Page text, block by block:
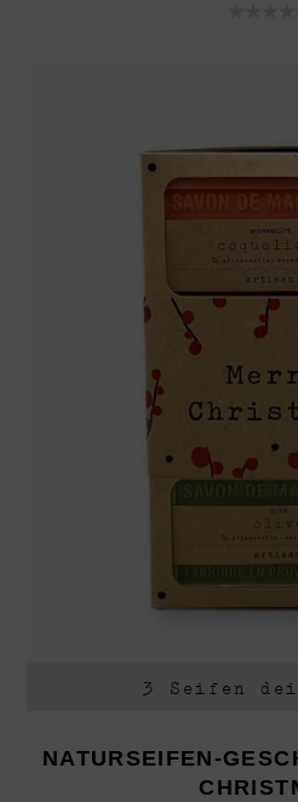
3 Seifen
NATURSEIFEN-